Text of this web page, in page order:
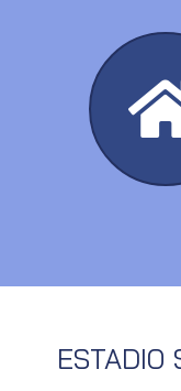
ESTADIO